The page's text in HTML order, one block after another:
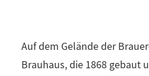
Auf dem Gelände der
Brauhaus, die 1868 gebaut